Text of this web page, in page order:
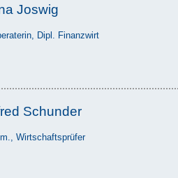
Joswig
Dipl. Finanzwirt
Schunder
Wirtschaftsprüfer